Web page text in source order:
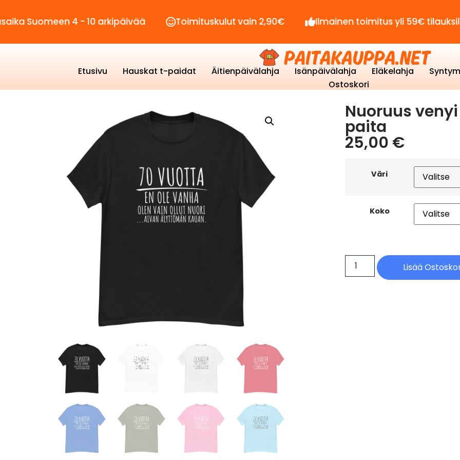
4 - 10 arkipäivää Toimituskulut vain 2,90€ Ilmainen toimitus yli 59€ tilauksille!
Etusivu Hauskat t-paidat Äitienpäivälahja Isänpäivälahja Eläkelahja
Ostoskori
Nuoruus
paita
25,00 €
Väri
Koko
Lisää